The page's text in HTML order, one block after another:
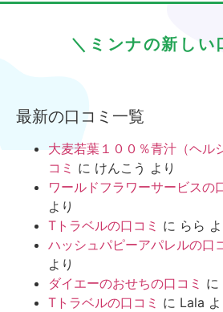
＼ミンナの新しい
最新の口コミ一覧
大麦若葉１００％青汁（ヘル
コミ に けんこう より
ワールドフラワーサービスの
より
Tトラベルの口コミ に らら
ハッシュパピーアパレルの口
より
ダイエーのおせちの口コミ に
Tトラベルの口コミ に Lala